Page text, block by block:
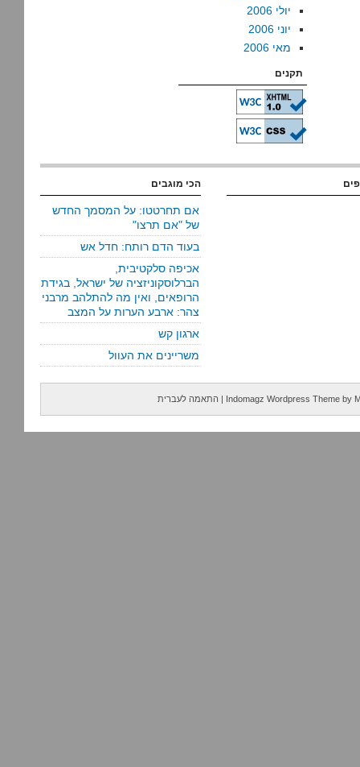
יולי 2006
יוני 2006
מאי 2006
תקנים
הכי מוגבים
אם תחרטטו: על המסמך החדש
של "אם תרצו"
בעוד הדם רותח: חדל אש
אכיפה סלקטיבית,
הברלוסקוניזציה של ישראל, בגידת
הרופאים, ואין מה להתלהב מרבני
צהר: ארבע הערות על המצב
ארגון קש
משריינים את העוול
Indomagz Wordpress Theme by
| התאמה לעברית